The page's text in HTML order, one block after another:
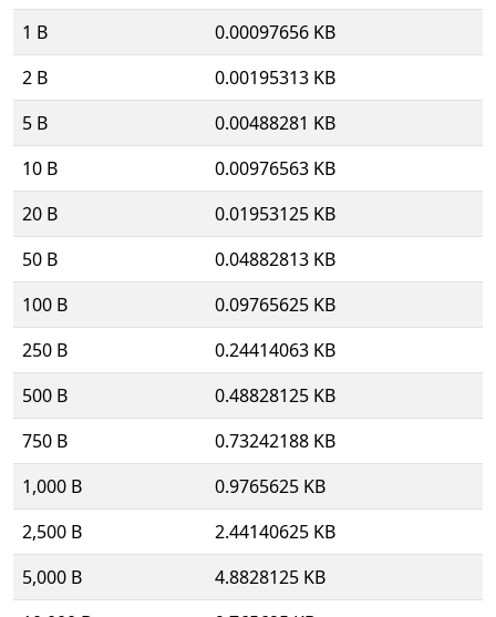
1 B
0.00097656 KB
2 B
0.00195313 KB
5 B
0.00488281 KB
10 B
0.00976563 KB
20 B
0.01953125 KB
50 B
0.04882813 KB
100 B
0.09765625 KB
250 B
0.24414063 KB
500 B
0.48828125 KB
750 B
0.73242188 KB
1,000 B
0.9765625 KB
2,500 B
2.44140625 KB
5,000 B
4.8828125 KB